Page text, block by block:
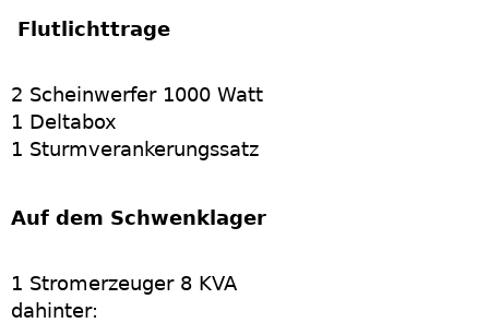
Flutlichttrage
2 Scheinwerfer 1000 Watt
1 Deltabox
1 Sturmverankerungssatz
Auf dem Schwenklager
1 Stromerzeuger 8 KVA
dahinter: